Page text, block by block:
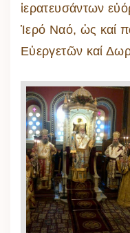
ἱερατευσάντων
Ἱερό Ναό, ὡς καί
Εὐεργετῶν καί